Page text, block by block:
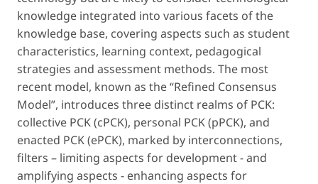
knowledge integrated into various facets of the
knowledge base, covering aspects such as student
characteristics, learning context, pedagogical
strategies and assessment methods. The most
recent model, known as the “Refined Consensus
Model”, introduces three distinct realms of PCK:
collective PCK (cPCK), personal PCK (pPCK), and
enacted PCK (ePCK), marked by interconnections,
filters – limiting aspects for development - and
amplifying aspects - enhancing aspects for